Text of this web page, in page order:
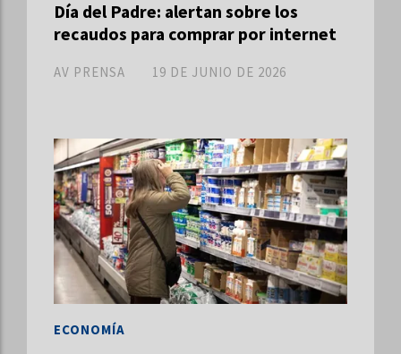
Día del Padre: alertan sobre los
recaudos para comprar por internet
AV PRENSA 19 DE JUNIO DE 2026
ECONOMÍA